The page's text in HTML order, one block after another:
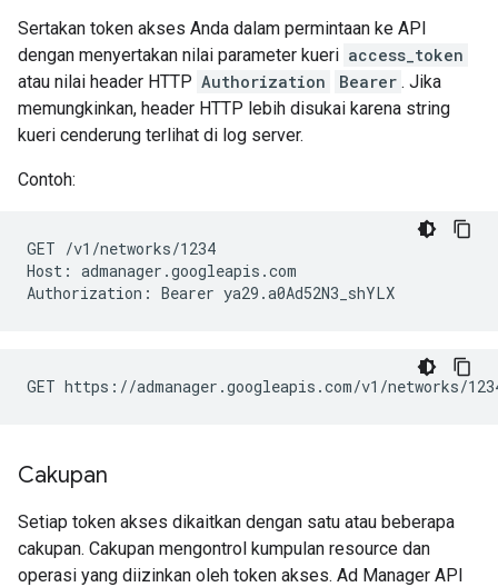
Sertakan token akses Anda dalam permintaan ke API
dengan menyertakan nilai parameter kueri access_token
atau nilai header HTTP Authorization Bearer . Jika
memungkinkan, header HTTP lebih disukai karena string
kueri cenderung terlihat di log server.
Contoh:
GET /v1/networks/1234
Host: admanager.googleapis.com
Cakupan
Setiap token akses dikaitkan dengan satu atau beberapa
cakupan. Cakupan mengontrol kumpulan resource dan
operasi yang diizinkan oleh token akses. Ad Manager API